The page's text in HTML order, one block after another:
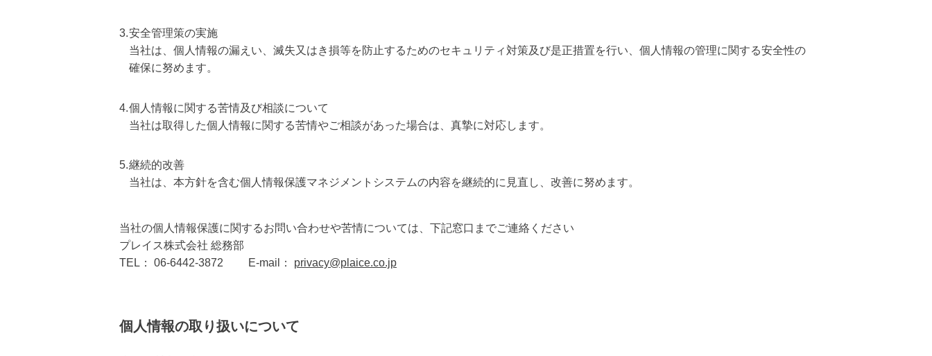
3.安全管理策の実施
当社は、個人情報の漏えい、滅失又はき損等を防止するためのセキュリティ対策及び是正措置を行い、個人情報の管理に関する安全性の
確保に努めます。
4.個人情報に関する苦情及び相談について
当社は取得した個人情報に関する苦情やご相談があった場合は、真摯に対応します。
5.継続的改善
当社は、本方針を含む個人情報保護マネジメントシステムの内容を継続的に見直し、改善に努めます。
当社の個人情報保護に関するお問い合わせや苦情については、下記窓口までご連絡ください
プレイス株式会社 総務部
TEL： 06-6442-3872 E-mail： privacy@plaice.co.jp
個人情報の取り扱いについて